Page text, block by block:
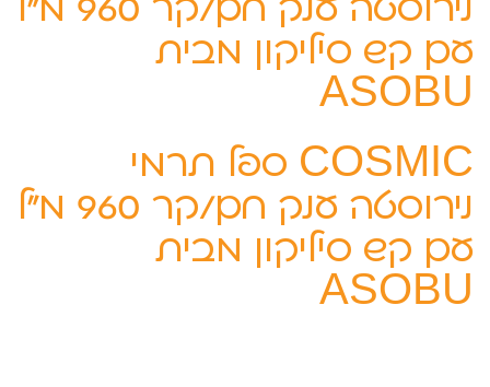
עם קש סיליקון מבית
ASOBU
COSMIC ספל תרמי
נירוסטה ענק חם/קר 960 מ”ל
עם קש סיליקון מבית
ASOBU